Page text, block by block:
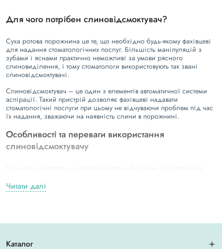
Для чого потрібен слиновідсмоктувач?
Суха ротова порожнина це те, що необхідно будь-якому фахівцеві
для надання стоматологічних послуг. Більшість маніпуляцій з
зубами і яснами практично неможливі за умови рясного
слиновиділення, і тому стоматологи використовують так звані
слиновідсмоктувачі.
Слиновідсмоктувач – це один з елементів автоматичної системи
аспірації. Такий пристрій дозволяє фахівцеві надавати
стоматологічні послуги при цьому не відчуваючи проблем під час
їх надання, зважаючи на наявність слини в порожнині.
Особливості та переваги використання
слиновідсмоктувачу
в порожнині рота клієнта, що дозволяє йому без проблем
продовжувати роботу. Слід врахувати, що наявність слини в
необхідності повторного лікування.
Читати далі
Каталог